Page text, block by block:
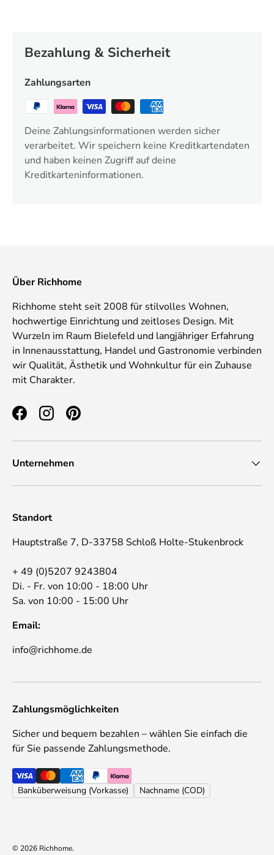
Bezahlung & Sicherheit
Zahlungsarten
Deine Zahlungsinformationen werden sicher
verarbeitet. Wir speichern keine Kreditkartendaten
und haben keinen Zugriff auf deine
Kreditkarteninformationen.
Über Richhome
Richhome steht seit 2008 für stilvolles Wohnen,
hochwertige Einrichtung und zeitloses Design. Mit
Wurzeln im Raum Bielefeld und langjähriger Erfahrung
in Innenausstattung, Handel und Gastronomie verbinden
wir Qualität, Ästhetik und Wohnkultur für ein Zuhause
mit Charakter.
FacebookInstagramPinterest
Unternehmen
Standort
Hauptstraße 7, D-33758 Schloß Holte-Stukenbrock
+ 49 (0)5207 9243804
Di. - Fr. von 10:00 - 18:00 Uhr
Sa. von 10:00 - 15:00 Uhr
Email:
info@richhome.de
Zahlungsmöglichkeiten
Sicher und bequem bezahlen – wählen Sie einfach die
für Sie passende Zahlungsmethode.
Banküberweisung (Vorkasse) Nachname (COD)
© 2026 Richhome.